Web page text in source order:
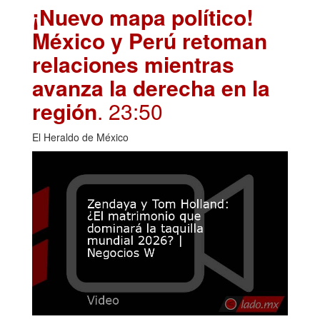
¡Nuevo mapa político!
México y Perú retoman
relaciones mientras
avanza la derecha en la
región. 23:50
El Heraldo de México